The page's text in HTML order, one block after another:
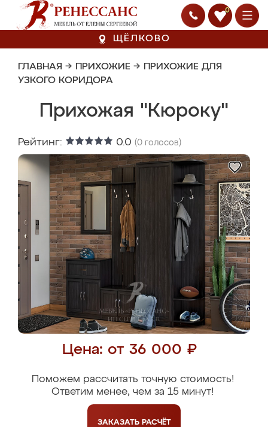
0
ЩЁЛКОВО
ГЛАВНАЯ → ПРИХОЖИЕ → ПРИХОЖИЕ ДЛЯ
УЗКОГО КОРИДОРА
Прихожая "Кюроку"
Рейтинг: 0.0 (0 голосов)
Цена: от 36 000 ₽
Поможем рассчитать точную стоимость!
Ответим менее, чем за 15 минут!
ЗАКАЗАТЬ РАСЧЁТ